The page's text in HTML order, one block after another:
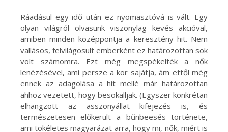
Ráadásul egy idő után ez nyomasztóvá is vált. Egy
olyan világról olvasunk viszonylag kevés akcióval,
amiben minden középpontja a keresztény hit. Nem
vallásos, felvilágosult emberként ez határozottan sok
volt számomra. Ezt még megspékelték a nők
lenézésével, ami persze a kor sajátja, ám ettől még
ennek az adagolása a hit mellé már határozottan
ahhoz vezetett, hogy besokalljak. (Egyszer konkrétan
elhangzott az asszonyállat kifejezés is, és
természetesen előkerült a bűnbeesés története,
ami tökéletes magyarázat arra, hogy mi, nők, miért is